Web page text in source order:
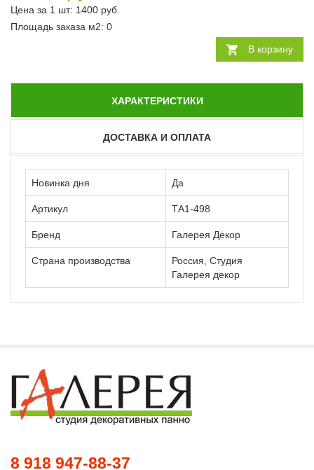
Цена за 1 шт: 1400 руб.
Площадь заказа м2: 0
В корзину
ХАРАКТЕРИСТИКИ
ДОСТАВКА И ОПЛАТА
Новинка дня Да
Артикул ТА1-498
Бренд Галерея Декор
Страна производства
Россия, Студия
Галерея декор
8 918 947-88-37